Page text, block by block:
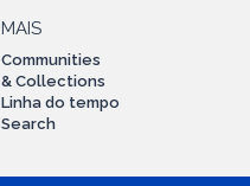
MAIS
Communities
& Collections
Linha do tempo
Search